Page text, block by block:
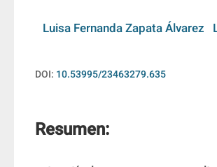
Luisa Fernanda Zapata Álvarez
DOI: 10.53995/23463279.635
Resumen: